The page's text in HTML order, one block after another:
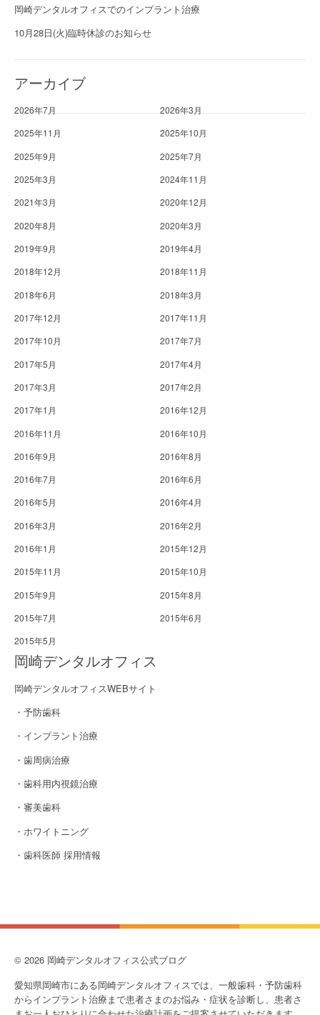
岡崎デンタルオフィスでのインプラント治療
10月28日(火)臨時休診のお知らせ
アーカイブ
2026年7月
2026年3月
2025年11月
2025年10月
2025年9月
2025年7月
2025年3月
2024年11月
2021年3月
2020年12月
2020年8月
2020年3月
2019年9月
2019年4月
2018年12月
2018年11月
2018年6月
2018年3月
2017年12月
2017年11月
2017年10月
2017年7月
2017年5月
2017年4月
2017年3月
2017年2月
2017年1月
2016年12月
2016年11月
2016年10月
2016年9月
2016年8月
2016年7月
2016年6月
2016年5月
2016年4月
2016年3月
2016年2月
2016年1月
2015年12月
2015年11月
2015年10月
2015年9月
2015年8月
2015年7月
2015年6月
2015年5月
岡崎デンタルオフィス
岡崎デンタルオフィスWEBサイト
・予防歯科
・インプラント治療
・歯周病治療
・歯科用内視鏡治療
・審美歯科
・ホワイトニング
・歯科医師 採用情報
© 2026 岡崎デンタルオフィス公式ブログ
愛知県岡崎市にある岡崎デンタルオフィスでは、一般歯科・予防歯科
からインプラント治療まで患者さまのお悩み・症状を診断し、患者さ